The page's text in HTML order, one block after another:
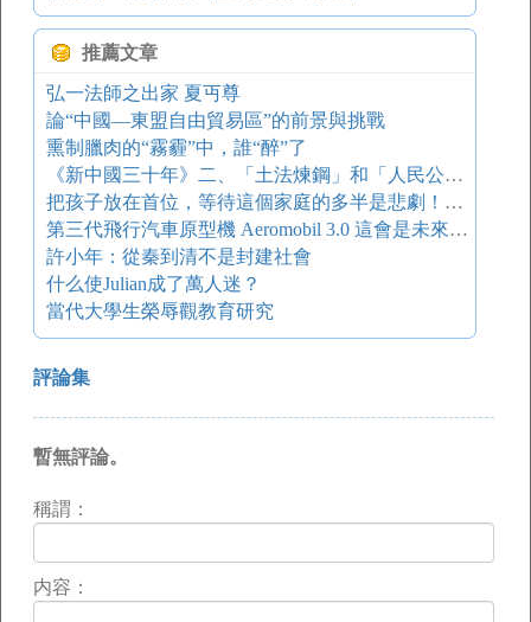
推薦文章
弘一法師之出家 夏丏尊
論“中國—東盟自由貿易區”的前景與挑戰
熏制臘肉的“霧霾”中，誰“醉”了
《新中國三十年》二、「土法煉鋼」和「人民公社」是怎么回事
把孩子放在首位，等待這個家庭的多半是悲劇！（難得的好文）
第三代飛行汽車原型機 Aeromobil 3.0 這會是未來的個人交通工具？
許小年：從秦到清不是封建社會
什么使Julian成了萬人迷？
當代大學生榮辱觀教育研究
評論集
暫無評論。
稱謂：
内容：